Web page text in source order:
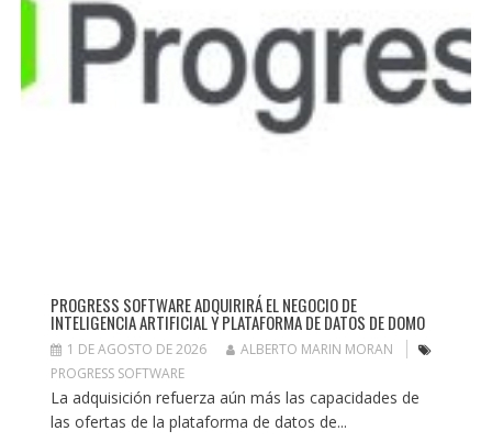
PROGRESS SOFTWARE ADQUIRIRÁ EL NEGOCIO DE
INTELIGENCIA ARTIFICIAL Y PLATAFORMA DE DATOS DE DOMO
1 DE AGOSTO DE 2026
ALBERTO MARIN MORAN
PROGRESS SOFTWARE
La adquisición refuerza aún más las capacidades de
las ofertas de la plataforma de datos de...